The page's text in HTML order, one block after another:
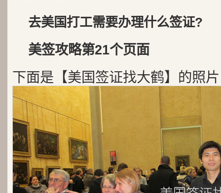
去美国打工需要办理什么签证?
美签攻略第21个页面
下面是【美国签证找大鹤】的照片